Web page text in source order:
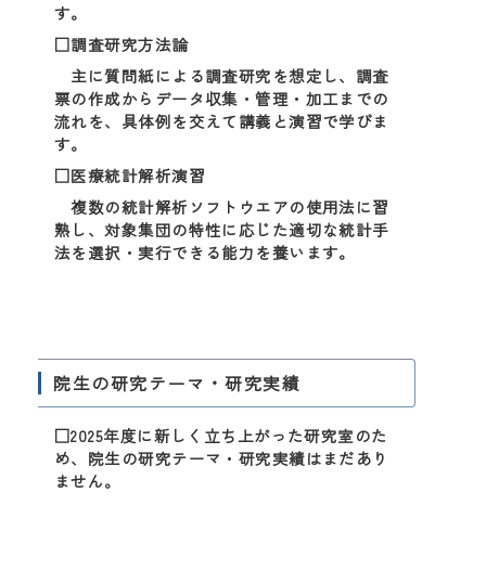
す。
□調査研究方法論
主に質問紙による調査研究を想定し、調査
票の作成からデータ収集・管理・加工までの
流れを、具体例を交えて講義と演習で学びま
す。
□医療統計解析演習
複数の統計解析ソフトウエアの使用法に習
熟し、対象集団の特性に応じた適切な統計手
法を選択・実行できる能力を養います。
院生の研究テーマ・研究実績
□2025年度に新しく立ち上がった研究室のた
め、院生の研究テーマ・研究実績はまだあり
ません。